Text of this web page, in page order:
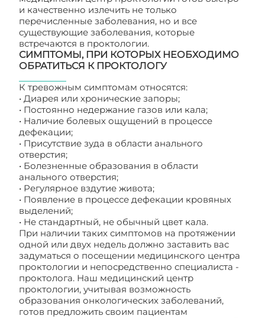
и качественно излечить не только
перечисленные заболевания, но и все
существующие заболевания, которые
встречаются в проктологии.
СИМПТОМЫ, ПРИ КОТОРЫХ НЕОБХОДИМО
ОБРАТИТЬСЯ К ПРОКТОЛОГУ
К тревожным симптомам относятся:
• Диарея или хронические запоры;
• Постоянно недержание газов или кала;
• Наличие болевых ощущений в процессе
дефекации;
• Присутствие зуда в области анального
отверстия;
• Болезненные образования в области
анального отверстия;
• Регулярное вздутие живота;
• Появление в процессе дефекации кровяных
выделений;
• Не стандартный, не обычный цвет кала.
При наличии таких симптомов на протяжении
одной или двух недель должно заставить вас
задуматься о посещении медицинского центра
проктологии и непосредственно специалиста -
проктолога. Наш медицинский центр
проктологии, учитывая возможность
образования онкологических заболеваний,
готов предложить своим пациентам